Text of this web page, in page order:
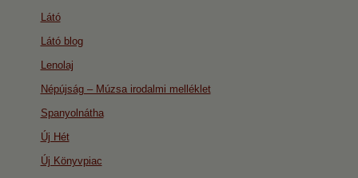
Látó
Látó blog
Lenolaj
Népújság – Múzsa irodalmi melléklet
Spanyolnátha
Új Hét
Új Könyvpiac